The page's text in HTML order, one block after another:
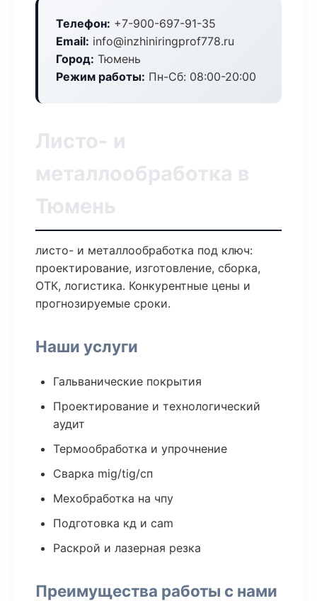
Телефон: +7-900-697-91-35
Email: info@inzhiniringprof778.ru
Город: Тюмень
Режим работы: Пн-Сб: 08:00-20:00
Листо- и
металлообработка в
Тюмень
листо- и металлообработка под ключ:
проектирование, изготовление, сборка,
ОТК, логистика. Конкурентные цены и
прогнозируемые сроки.
Наши услуги
Гальванические покрытия
Проектирование и технологический
аудит
Термообработка и упрочнение
Сварка mig/tig/сп
Мехобработка на чпу
Подготовка кд и cam
Раскрой и лазерная резка
Преимущества работы с нами